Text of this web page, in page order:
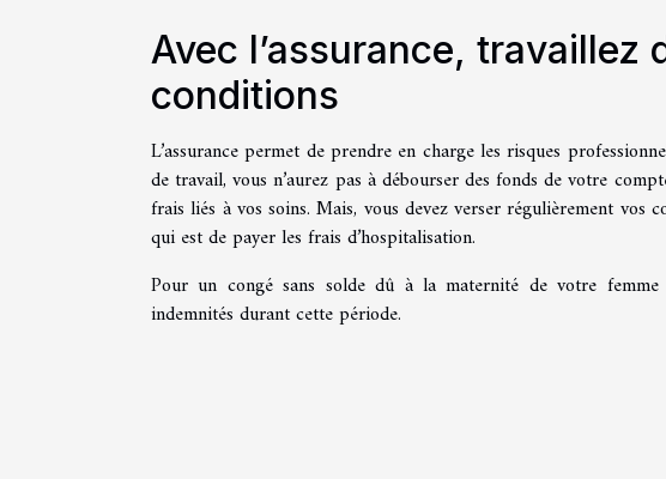
Avec l’assurance, travaillez
conditions
L’assurance permet de prendre en charge les risques
de travail, vous n’aurez pas à débourser des fonds de votre
frais liés à vos soins. Mais, vous devez verser régulièrement vos
qui est de payer les frais d’hospitalisation.
Pour un congé sans solde dû à la maternité de votre
indemnités durant cette période.